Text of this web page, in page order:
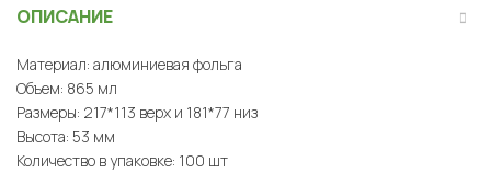
ОПИСАНИЕ
Материал: алюминиевая фольга
Объем: 865 мл
Размеры: 217*113 верх и 181*77 низ
Высота: 53 мм
Количество в упаковке: 100 шт